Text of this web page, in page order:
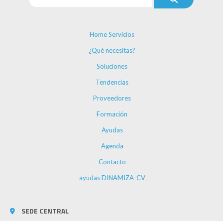
Home Servicios
¿Qué necesitas?
Soluciones
Tendencias
Proveedores
Formación
Ayudas
Agenda
Contacto
ayudas DINAMIZA-CV
SEDE CENTRAL